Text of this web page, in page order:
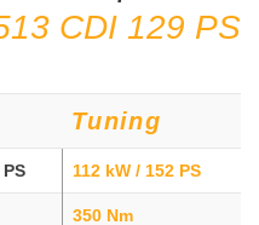
CDI 129 PS
Tuning
112 kW / 152 PS
350 Nm